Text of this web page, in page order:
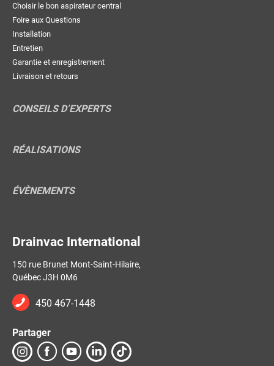
Choisir le bon aspirateur central
Foire aux Questions
Installation
Entretien
Garantie et enregistrement
Livraison et retours
CONSEILS D’EXPERTS
RÉALISATIONS
ÉVÈNEMENTS
Drainvac International
150 rue Brunet Mont-Saint-Hilaire,
Québec J3H 0M6
450 467-1448
Partager